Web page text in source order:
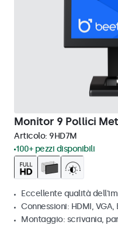
Monitor 9 Pollici
Articolo: 9HD7M
100+ pezzi disponibili
Eccellente qualità
Connessioni: HDMI, VGA,
Montaggio: scrivania,